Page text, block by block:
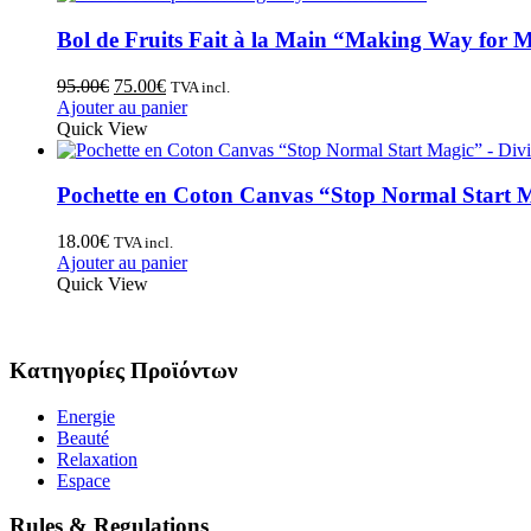
Bol de Fruits Fait à la Main “Making Way for
95.00€ 75.00€ TVA incl.
Ajouter au panier
Quick View
Pochette en Coton Canvas “Stop Normal Start
18.00€ TVA incl.
Ajouter au panier
Quick View
Κατηγορίες Προϊόντων
Energie
Beauté
Relaxation
Espace
Rules & Regulations